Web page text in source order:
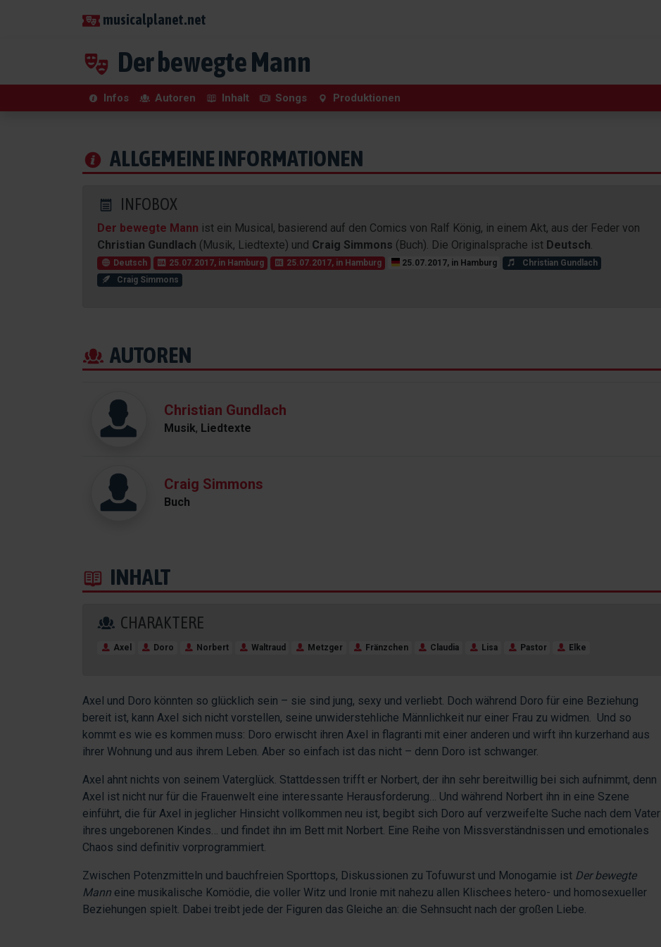
musicalplanet.net
Der bewegte Mann
Infos Autoren Inhalt Songs Produktionen
ALLGEMEINE INFORMATIONEN
INFOBOX
Der bewegte Mann ist ein Musical, basierend auf den Comics von Ralf König, in einem Akt, aus der Feder von
Christian Gundlach (Musik, Liedtexte) und Craig Simmons (Buch). Die Originalsprache ist Deutsch.
Deutsch 25.07.2017, in Hamburg 25.07.2017, in Hamburg 25.07.2017, in Hamburg
Christian Gundlach
Craig Simmons
AUTOREN
Christian Gundlach
Musik, Liedtexte
Craig Simmons
Buch
INHALT
CHARAKTERE
Axel Doro Norbert Waltraud Metzger Fränzchen Claudia Lisa Pastor Elke
Axel und Doro könnten so glücklich sein – sie sind jung, sexy und verliebt. Doch während Doro für eine Beziehung
bereit ist, kann Axel sich nicht vorstellen, seine unwiderstehliche Männlichkeit nur einer Frau zu widmen. Und so
kommt es wie es kommen muss: Doro erwischt ihren Axel in flagranti mit einer anderen und wirft ihn kurzerhand aus
ihrer Wohnung und aus ihrem Leben. Aber so einfach ist das nicht – denn Doro ist schwanger.
Axel ahnt nichts von seinem Vaterglück. Stattdessen trifft er Norbert, der ihn sehr bereitwillig bei sich aufnimmt, denn
Axel ist nicht nur für die Frauenwelt eine interessante Herausforderung… Und während Norbert ihn in eine Szene
einführt, die für Axel in jeglicher Hinsicht vollkommen neu ist, begibt sich Doro auf verzweifelte Suche nach dem Vater
ihres ungeborenen Kindes… und findet ihn im Bett mit Norbert. Eine Reihe von Missverständnissen und emotionales
Chaos sind definitiv vorprogrammiert.
Zwischen Potenzmitteln und bauchfreien Sporttops, Diskussionen zu Tofuwurst und Monogamie ist Der bewegte
Mann eine musikalische Komödie, die voller Witz und Ironie mit nahezu allen Klischees hetero- und homosexueller
Beziehungen spielt. Dabei treibt jede der Figuren das Gleiche an: die Sehnsucht nach der großen Liebe.